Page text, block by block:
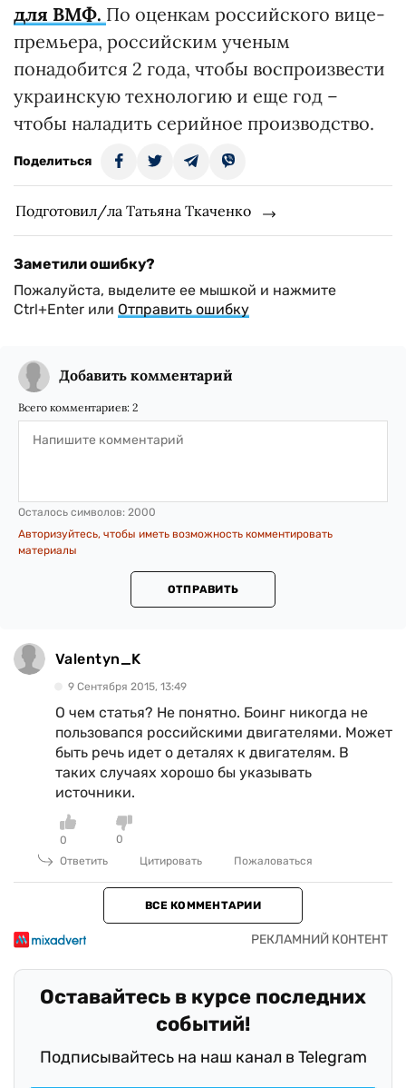
для ВМФ. По оценкам российского вице-
премьера, российским ученым
понадобится 2 года, чтобы воспроизвести
украинскую технологию и еще год –
чтобы наладить серийное производство.
Поделиться
Подготовил/ла Татьяна Ткаченко
Заметили ошибку?
Пожалуйста, выделите ее мышкой и нажмите
Ctrl+Enter или Отправить ошибку
Добавить комментарий
Всего комментариев: 2
Осталось символов: 2000
Авторизуйтесь, чтобы иметь возможность комментировать
материалы
ОТПРАВИТЬ
Valentyn_K
9 Сентября 2015, 13:49
О чем статья? Не понятно. Боинг никогда не
пользовапся российскими двигателями. Может
быть речь идет о деталях к двигателям. В
таких случаях хорошо бы указывать
источники.
0
0
Ответить
Цитировать Пожаловаться
ВСЕ КОММЕНТАРИИ
Оставайтесь в курсе последних
событий!
Подписывайтесь на наш канал в Telegram